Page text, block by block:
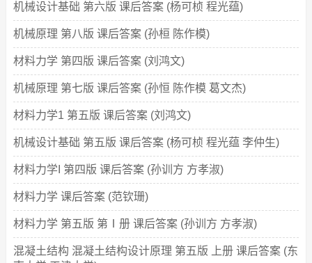
机械设计基础 第六版 课后答案 (杨可桢 程光蕴)
机械原理 第八版 课后答案 (孙桓 陈作模)
材料力学 第四版 课后答案 (刘鸿文)
机械原理 第七版 课后答案 (孙恒 陈作模 葛文杰)
材料力学1 第五版 课后答案 (刘鸿文)
机械设计基础 第五版 课后答案 (杨可桢 程光蕴 李仲生)
材料力学I 第四版 课后答案 (孙训方 方孝淑)
材料力学 课后答案 (范钦珊)
材料力学 第五版 第Ⅰ册 课后答案 (孙训方 方孝淑)
混凝土结构 混凝土结构设计原理 第五版 上册 课后答案 (东